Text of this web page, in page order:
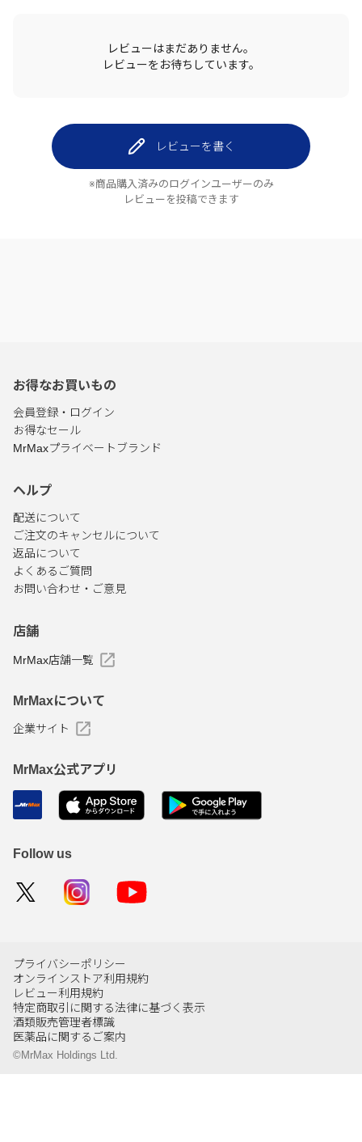
レビューはまだありません。
レビューをお待ちしています。
レビューを書く
※商品購入済みのログインユーザーのみ
レビューを投稿できます
お得なお買いもの
会員登録・ログイン
お得なセール
MrMaxプライベートブランド
ヘルプ
配送について
ご注文のキャンセルについて
返品について
よくあるご質問
お問い合わせ・ご意見
店舗
MrMax店舗一覧
MrMaxについて
企業サイト
MrMax公式アプリ
Follow us
プライバシーポリシー
オンラインストア利用規約
レビュー利用規約
特定商取引に関する法律に基づく表示
酒類販売管理者標識
医薬品に関するご案内
©MrMax Holdings Ltd.